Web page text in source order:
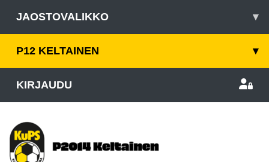
JAOSTOVALIKKO ▾
P12 KELTAINEN ▾
KIRJAUDU